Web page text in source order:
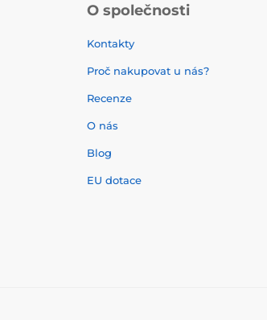
O společnosti
Kontakty
Proč nakupovat u nás?
Recenze
O nás
Blog
EU dotace